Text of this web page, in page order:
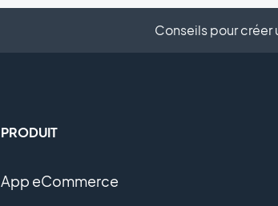
Conseils pour créer
PRODUIT
App eCommerce